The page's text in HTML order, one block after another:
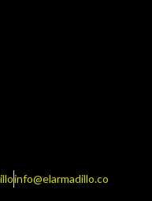
info@elarmadillo.co